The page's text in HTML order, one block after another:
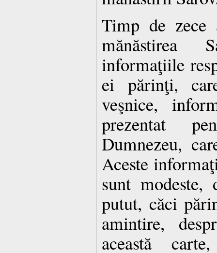
Timp de
mănăstirea
informaţiile
ei părinţi,
veşnice,
prezentat
Dumnezeu,
Aceste
sunt
putut, căci
amintire,
această